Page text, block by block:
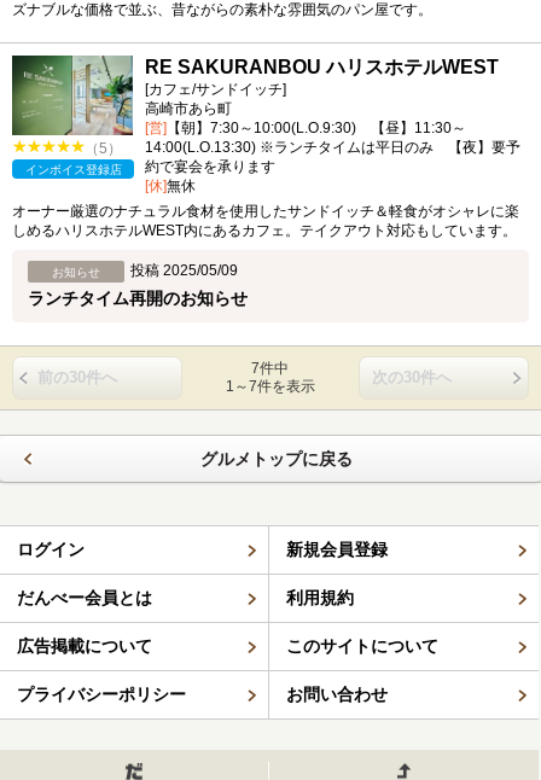
ズナブルな価格で並ぶ、昔ながらの素朴な雰囲気のパン屋です。
（5）
インボイス登録店
RE SAKURANBOU ハリスホテルWEST
[カフェ/サンドイッチ]
高崎市あら町
[営] 【朝】7:30～10:00(L.O.9:30) 【昼】11:30～
14:00(L.O.13:30) ※ランチタイムは平日のみ 【夜】要予
約で宴会を承ります
[休]無休
オーナー厳選のナチュラル食材を使用したサンドイッチ＆軽食がオシャレに楽
しめるハリスホテルWEST内にあるカフェ。テイクアウト対応もしています。
お知らせ 投稿 2025/05/09
ランチタイム再開のお知らせ
前の30件へ
7件中
1～7件を表示
次の30件へ
グルメトップに戻る
ログイン 新規会員登録
だんべー会員とは 利用規約
広告掲載について このサイトについて
プライバシーポリシー お問い合わせ